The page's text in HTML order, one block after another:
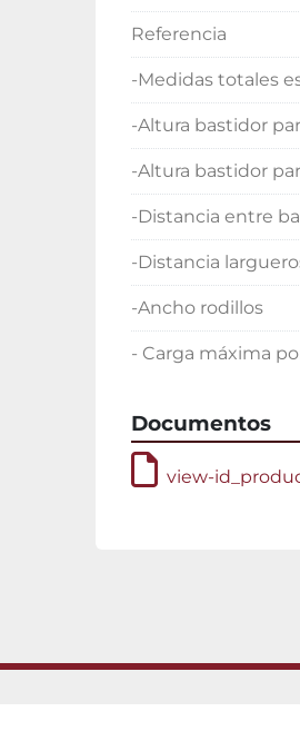
Referencia
-Medidas totales
-Altura bastidor
-Altura bastidor
-Distancia entre
-Distancia
-Ancho rodillos
- Carga máxima
Documentos
view-